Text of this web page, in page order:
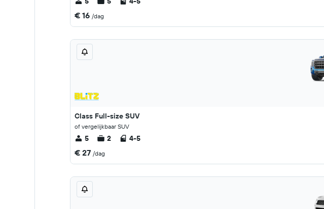
€ 16 /dag
Class Full-size SUV
of vergelijkbaar SUV
5 2 4-5
€ 27 /dag